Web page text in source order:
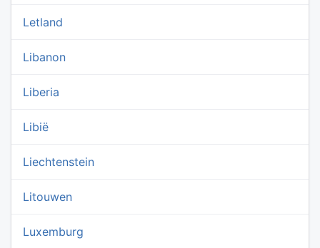
Letland
Libanon
Liberia
Libië
Liechtenstein
Litouwen
Luxemburg